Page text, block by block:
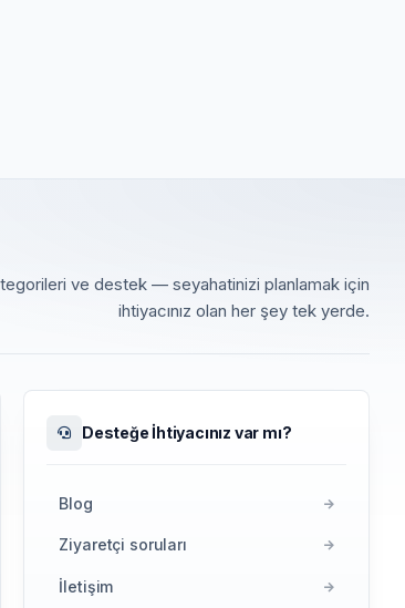
ve destek — seyahatinizi planlamak için
ihtiyacınız olan her şey tek yerde.
Desteğe İhtiyacınız var mı?
Blog
Ziyaretçi soruları
İletişim